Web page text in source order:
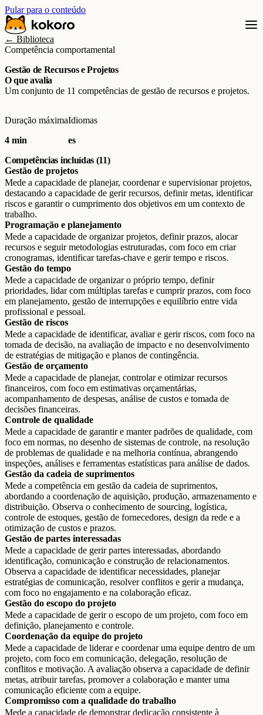
Pular para o conteúdo
← Biblioteca
Competência comportamental
Gestão de Recursos e Projetos
O que avalia
Um conjunto de 11 competências de gestão de recursos e projetos.
Duração máxima
4 min
Idiomas
es
Competências incluídas (11)
Gestão de projetos
Mede a capacidade de planejar, coordenar e supervisionar projetos,
destacando a capacidade de gerir recursos, definir metas, identificar
riscos e garantir o cumprimento dos objetivos em um contexto de
trabalho.
Programação e planejamento
Mede a capacidade de organizar projetos, definir prazos, alocar
recursos e seguir metodologias estruturadas, com foco em criar
cronogramas, identificar tarefas-chave e gerir tempo e riscos.
Gestão do tempo
Mede a capacidade de organizar o próprio tempo, definir
prioridades, lidar com múltiplas tarefas e cumprir prazos, com foco
em planejamento, gestão de interrupções e equilíbrio entre vida
profissional e pessoal.
Gestão de riscos
Mede a capacidade de identificar, avaliar e gerir riscos, com foco na
tomada de decisão, na avaliação de impacto e no desenvolvimento
de estratégias de mitigação e planos de contingência.
Gestão de orçamento
Mede a capacidade de planejar, controlar e otimizar recursos
financeiros, com foco em estimativas orçamentárias,
acompanhamento de despesas, análise de custos e tomada de
decisões financeiras.
Controle de qualidade
Mede a capacidade de garantir e manter padrões de qualidade, com
foco em normas, no desenho de sistemas de controle, na resolução
de problemas de qualidade e na melhoria contínua, abrangendo
inspeções, análises e ferramentas estatísticas para análise de dados.
Gestão da cadeia de suprimentos
Mede a competência em gestão da cadeia de suprimentos,
abordando a coordenação de aquisição, produção, armazenamento e
distribuição. Observa o conhecimento de sourcing, logística,
controle de estoques, gestão de fornecedores, design da rede e a
otimização de custos e prazos.
Gestão de partes interessadas
Mede a capacidade de gerir partes interessadas, abordando
identificação, comunicação e construção de relacionamentos.
Observa a capacidade de identificar necessidades, planejar
estratégias de comunicação, resolver conflitos e gerir a mudança,
com foco no engajamento e na colaboração eficaz.
Gestão do escopo do projeto
Mede a capacidade de gerir o escopo de um projeto, com foco em
definição, planejamento e controle.
Coordenação da equipe do projeto
Mede a capacidade de liderar e coordenar uma equipe dentro de um
projeto, com foco em comunicação, delegação, resolução de
conflitos e motivação. A avaliação observa a capacidade de definir
metas, atribuir tarefas, promover a colaboração e manter uma
comunicação eficiente com a equipe.
Compromisso com a qualidade do trabalho
Mede a capacidade de demonstrar dedicação consistente à